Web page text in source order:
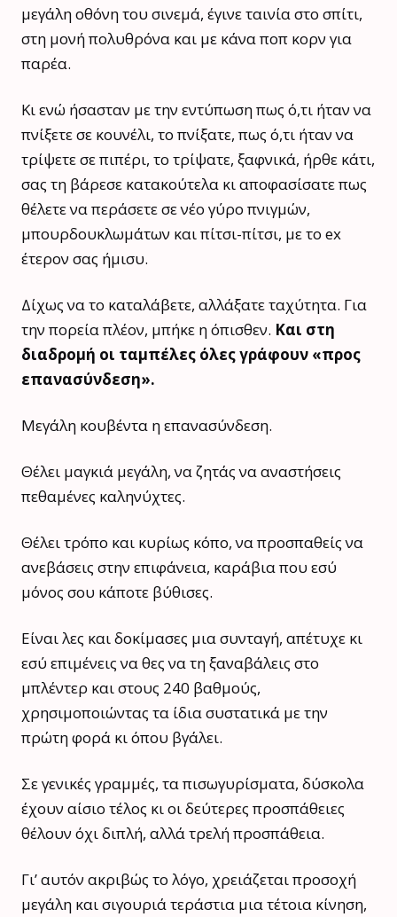
μεγάλη οθόνη του σινεμά, έγινε ταινία στο σπίτι,
στη μονή πολυθρόνα και με κάνα ποπ κορν για
παρέα.
Κι ενώ ήσασταν με την εντύπωση πως ό,τι ήταν να
πνίξετε σε κουνέλι, το πνίξατε, πως ό,τι ήταν να
τρίψετε σε πιπέρι, το τρίψατε, ξαφνικά, ήρθε κάτι,
σας τη βάρεσε κατακούτελα κι αποφασίσατε πως
θέλετε να περάσετε σε νέο γύρο πνιγμών,
μπουρδουκλωμάτων και πίτσι-πίτσι, με το ex
έτερον σας ήμισυ.
Δίχως να το καταλάβετε, αλλάξατε ταχύτητα. Για
την πορεία πλέον, μπήκε η όπισθεν. Και στη
διαδρομή οι ταμπέλες όλες γράφουν «προς
επανασύνδεση».
Μεγάλη κουβέντα η επανασύνδεση.
Θέλει μαγκιά μεγάλη, να ζητάς να αναστήσεις
πεθαμένες καληνύχτες.
Θέλει τρόπο και κυρίως κόπο, να προσπαθείς να
ανεβάσεις στην επιφάνεια, καράβια που εσύ
μόνος σου κάποτε βύθισες.
Είναι λες και δοκίμασες μια συνταγή, απέτυχε κι
εσύ επιμένεις να θες να τη ξαναβάλεις στο
μπλέντερ και στους 240 βαθμούς,
χρησιμοποιώντας τα ίδια συστατικά με την
πρώτη φορά κι όπου βγάλει.
Σε γενικές γραμμές, τα πισωγυρίσματα, δύσκολα
έχουν αίσιο τέλος κι οι δεύτερες προσπάθειες
θέλουν όχι διπλή, αλλά τρελή προσπάθεια.
Γι’ αυτόν ακριβώς το λόγο, χρειάζεται προσοχή
μεγάλη και σιγουριά τεράστια μια τέτοια κίνηση,